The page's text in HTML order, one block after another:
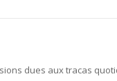
dues aux tracas